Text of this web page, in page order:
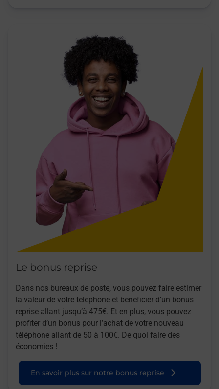
Le bonus reprise
Dans nos bureaux de poste, vous pouvez faire estimer
la valeur de votre téléphone et bénéficier d’un bonus
reprise allant jusqu’à 475€. Et en plus, vous pouvez
profiter d’un bonus pour l’achat de votre nouveau
téléphone allant de 50 à 100€. De quoi faire des
économies !
En savoir plus sur notre bonus reprise